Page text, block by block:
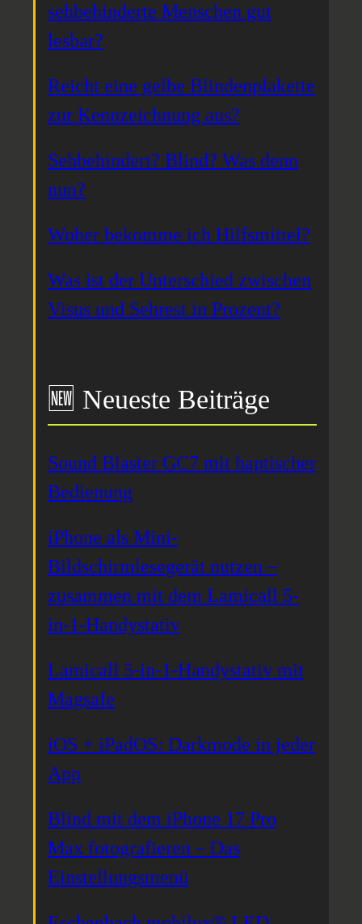
sehbehinderte Menschen gut
lesbar?
Reicht eine gelbe Blindenplakette
zur Kennzeichnung aus?
Sehbehindert? Blind? Was denn
nun?
Woher bekomme ich Hilfsmittel?
Was ist der Unterschied zwischen
Visus und Sehrest in Prozent?
🆕 Neueste Beiträge
Sound Blaster GC7 mit haptischer
Bedienung
iPhone als Mini-
Bildschirmlesegerät nutzen –
zusammen mit dem Lamicall 5-
in-1-Handystativ
Lamicall 5-in-1-Handystativ mit
Magsafe
iOS + iPadOS: Darkmode in jeder
App
Blind mit dem iPhone 17 Pro
Max fotografieren – Das
Einstellungsmenü